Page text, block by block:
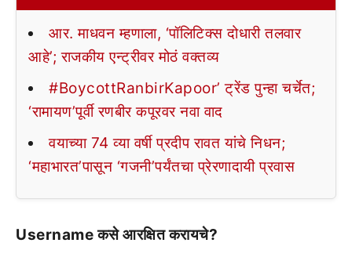
आर. माधवन म्हणाला, ‘पॉलिटिक्स दोधारी तलवार
आहे’; राजकीय एन्ट्रीवर मोठं वक्तव्य
#BoycottRanbirKapoor’ ट्रेंड पुन्हा चर्चेत;
‘रामायण’पूर्वी रणबीर कपूरवर नवा वाद
वयाच्या 74 व्या वर्षी प्रदीप रावत यांचे निधन;
‘महाभारत’पासून ‘गजनी’पर्यंतचा प्रेरणादायी प्रवास
Username कसे आरक्षित करायचे?